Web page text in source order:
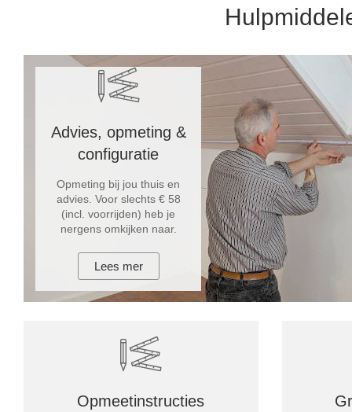
Advies, opmeting &
configuratie
Opmeting bij jou thuis en
advies. Voor slechts € 58
(incl. voorrijden) heb je
nergens omkijken naar.
Lees mer
Opmeetinstructies